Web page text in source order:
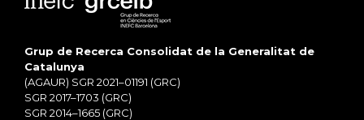
Grup de Recerca Consolidat de la Generalitat de
Catalunya
(AGAUR) SGR 2021–01191 (GRC)
SGR 2017–1703 (GRC)
SGR 2014–1665 (GRC)